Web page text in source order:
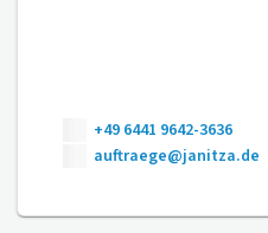
+49 6441 9642-3636
auftraege@janitza.de